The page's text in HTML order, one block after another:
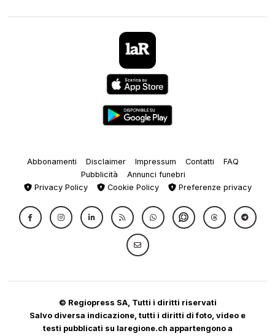
Abbonamenti Disclaimer Impressum Contatti
FAQ
Pubblicità
Annunci funebri
Privacy Policy
Cookie Policy Preferenze privacy
© Regiopress SA, Tutti i diritti riservati
Salvo diversa indicazione, tutti i diritti di foto, video e
testi pubblicati su laregione.ch appartengono a